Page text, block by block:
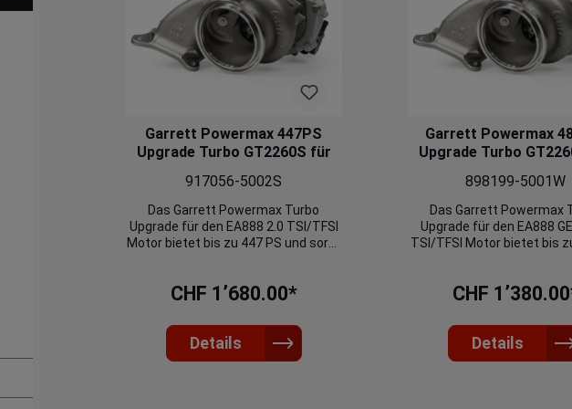
Garrett Powermax 447PS
Upgrade Turbo GT2260S für
917056-5002S
917056-5002S
Das Garrett Powermax Turbo
Upgrade für den EA888 2.0 TSI/TFSI
Motor bietet bis zu 447 PS und sorgt
Modellen. Der Turbolader ist eine
verbessertem Verdichter- und
Turbinendurchfluss (+20 % bzw. +37
%) und hoher
CHF 1’680.00*
Details
Garrett Powermax
Upgrade Turbo
917056-5001W
898199-5001W
Das Garrett Powermax
Upgrade für den EA888
TSI/TFSI Motor bietet bis
und Skoda Modellen. Der
verbessertem
Turbinendurchfluss (+20 %
%) und hoher
CHF
Details